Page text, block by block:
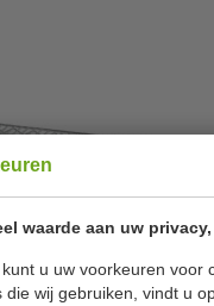
waarde aan uw
u uw voorkeuren voor
die wij gebruiken, vindt u